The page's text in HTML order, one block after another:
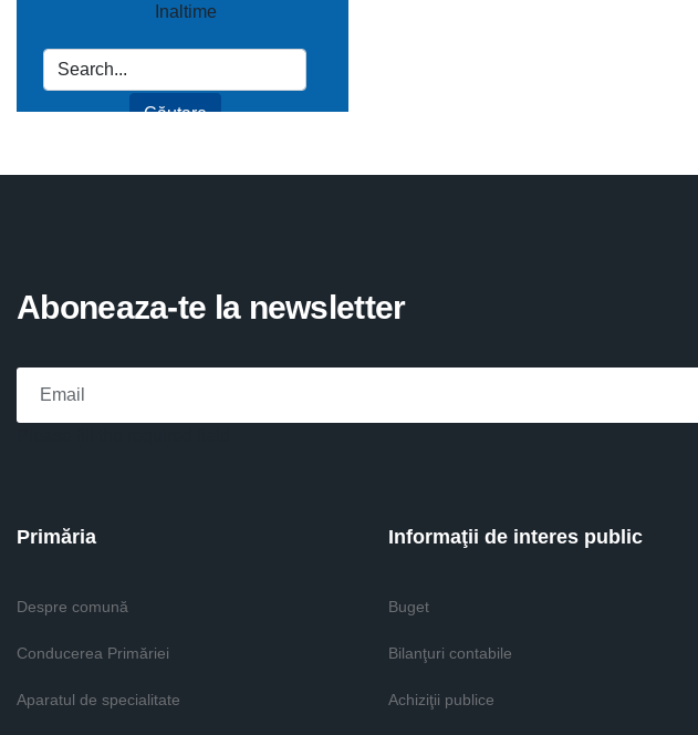
Aboneaza-te la newsletter
Primăria
Despre comună
Conducerea Primăriei
Aparatul de specialitate
Informaţii de interes public
Buget
Bilanţuri contabile
Achiziţii publice